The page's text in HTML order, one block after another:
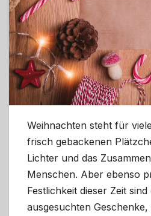
Weihnachten steht für
frisch gebackenen
Lichter und das
Menschen. Aber ebenso
Festlichkeit dieser Zeit
ausgesuchten